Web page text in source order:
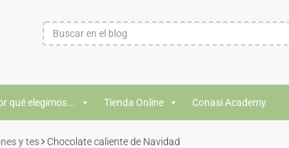
qué elegimos... Tienda Online Conasi Academy
y tes Chocolate caliente de Navidad